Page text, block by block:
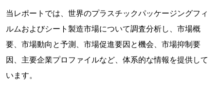
当レポートでは、世界のプラスチックパッケージングフィ
ルムおよびシート製造市場について調査分析し、市場概
要、市場動向と予測、市場促進要因と機会、市場抑制要
因、主要企業プロファイルなど、体系的な情報を提供して
います。